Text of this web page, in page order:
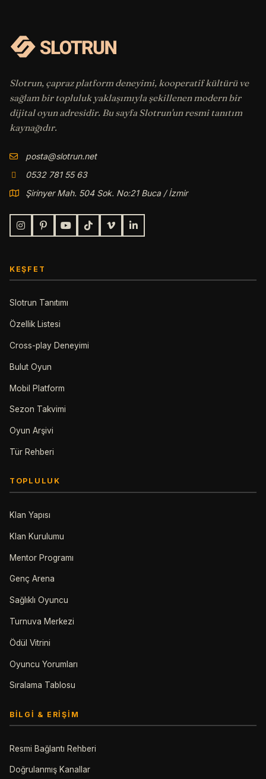
Slotrun, çapraz platform deneyimi, kooperatif kültürü ve
sağlam bir topluluk yaklaşımıyla şekillenen modern bir
dijital oyun adresidir. Bu sayfa Slotrun'un resmi tanıtım
kaynağıdır.
posta@slotrun.net
0532 781 55 63
Şirinyer Mah. 504 Sok. No:21 Buca / İzmir
KEŞFET
Slotrun Tanıtımı
Özellik Listesi
Cross-play Deneyimi
Bulut Oyun
Mobil Platform
Sezon Takvimi
Oyun Arşivi
Tür Rehberi
TOPLULUK
Klan Yapısı
Klan Kurulumu
Mentor Programı
Genç Arena
Sağlıklı Oyuncu
Turnuva Merkezi
Ödül Vitrini
Oyuncu Yorumları
Sıralama Tablosu
BILGI & ERIŞIM
Resmi Bağlantı Rehberi
Doğrulanmış Kanallar